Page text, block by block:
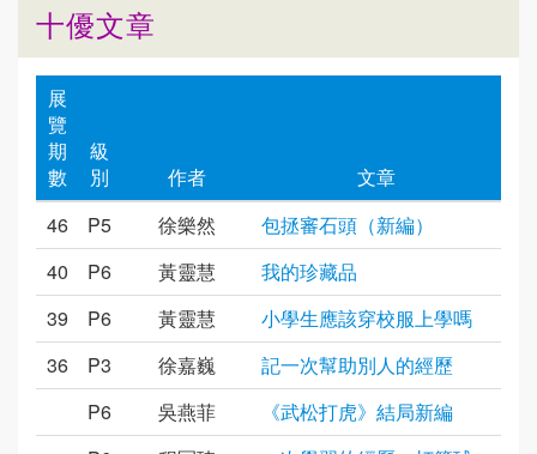
十優文章
展
覽
期
數
級
別
作者
文章
46
P5 徐樂然
包拯審石頭（新編）
40
P6 黃靈慧
我的珍藏品
39
P6 黃靈慧
小學生應該穿校服上學嗎
36
P3 徐嘉巍
記一次幫助別人的經歷
P6
吳燕菲
《武松打虎》結局新編